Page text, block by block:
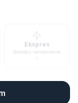
Ekspres
Ražotājs nenodrošina